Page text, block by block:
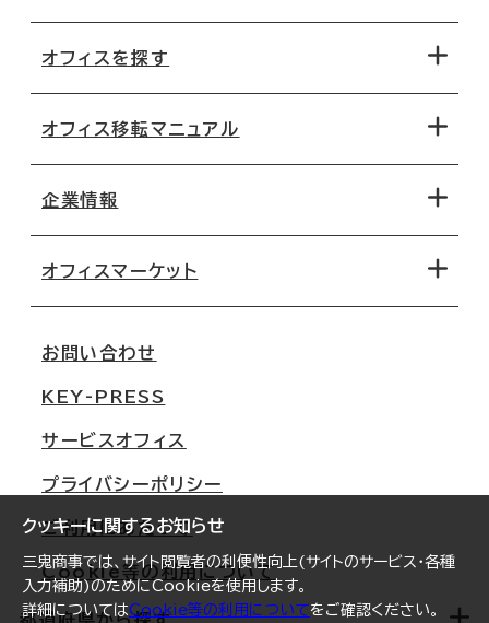
クッキーに関するお知らせ
三鬼商事では、サイト閲覧者の利便性向上(サイトのサービス・各種
入力補助)のためにCookieを使用します。
詳細についてはCookie等の利用についてをご確認ください。
オフィスを探す
地図から探す
路線・駅から探す
オフィス移転マニュアル
移転コストシミュレーション
移転スケジュール
オフィス移転Q&A
企業情報
オフィスマーケット
大阪
名古屋
札幌
仙台
横浜
福岡
お問い合わせ
KEY-PRESS
サービスオフィス
プライバシーポリシー
ご利用にあたって
Cookie等の利用について